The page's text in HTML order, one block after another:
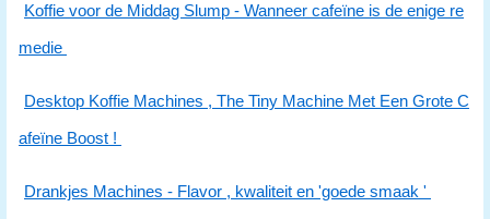
Koffie voor de Middag Slump - Wanneer cafeïne is de enige re
medie
Desktop Koffie Machines , The Tiny Machine Met Een Grote C
afeïne Boost !
Drankjes Machines - Flavor , kwaliteit en 'goede smaak '